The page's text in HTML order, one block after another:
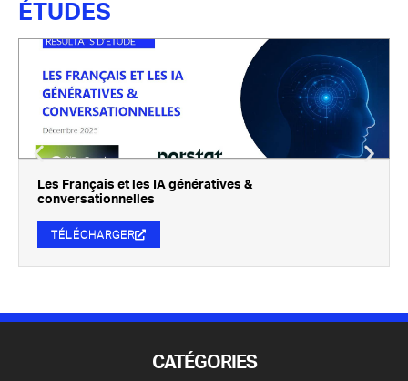
ÉTUDES
Les Français et les IA génératives &
conversationnelles
TÉLÉCHARGER
CATÉGORIES